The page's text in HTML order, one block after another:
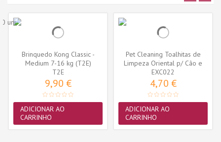
Brinquedo Kong Classic -
Medium 7-16 kg (T2E)
T2E
9,90 €
ADICIONAR AO
CARRINHO
Pet Cleaning Toalhitas de
Limpeza Oriental p/ Cão e
Gato...
EXC022
4,70 €
ADICIONAR AO
CARRINHO